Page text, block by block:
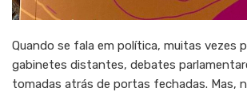
Quando se fala em política, muitas vezes
gabinetes distantes, debates
tomadas atrás de portas fechadas. Mas,